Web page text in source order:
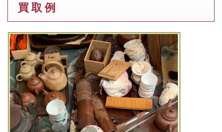
買 取 例